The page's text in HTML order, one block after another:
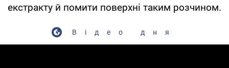
екстракту й помити поверхні таким розчином.
Відео дня